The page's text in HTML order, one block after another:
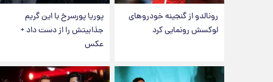
رونالدو از گنجینه خودروهای
لوکسش رونمایی کرد
پوریا پورسرخ با این گریم
جذابیتش را از دست داد +
عکس